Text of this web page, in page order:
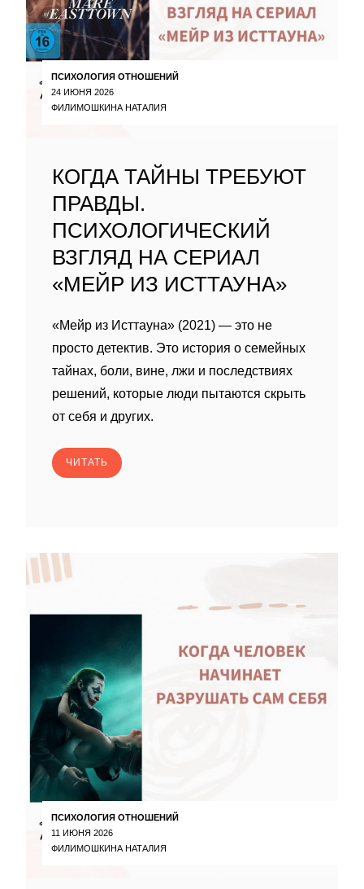
ПСИХОЛОГИЯ ОТНОШЕНИЙ
24 ИЮНЯ 2026
ФИЛИМОШКИНА НАТАЛИЯ
КОГДА ТАЙНЫ ТРЕБУЮТ
ПРАВДЫ.
ПСИХОЛОГИЧЕСКИЙ
ВЗГЛЯД НА СЕРИАЛ
«МЕЙР ИЗ ИСТТАУНА»
«Мейр из Исттауна» (2021) — это не
просто детектив. Это история о семейных
тайнах, боли, вине, лжи и последствиях
решений, которые люди пытаются скрыть
от себя и других.
ЧИТАТЬ
ПСИХОЛОГИЯ ОТНОШЕНИЙ
11 ИЮНЯ 2026
ФИЛИМОШКИНА НАТАЛИЯ